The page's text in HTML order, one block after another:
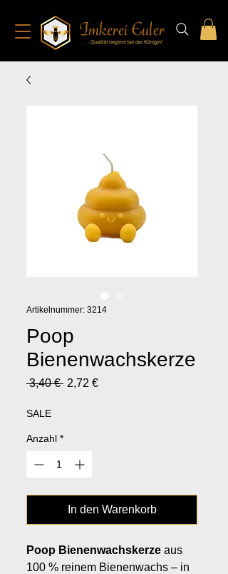
Artikelnummer: 3214
Poop
Bienenwachskerze
3,40 € Standardpreis
2,72 €Sale-
SALE
Anzahl *
In den Warenkorb
Poop Bienenwachskerze aus
100 % reinem Bienenwachs – in